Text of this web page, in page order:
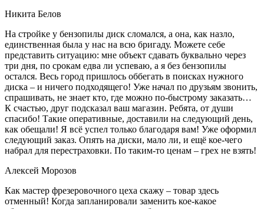
Никита Белов
На стройке у бензопилы диск сломался, а она, как назло,
единственная была у нас на всю бригаду. Можете себе
представить ситуацию: мне объект сдавать буквально через
три дня, по срокам едва ли успеваю, а я без бензопилы
остался. Весь город пришлось оббегать в поисках нужного
диска – и ничего подходящего! Уже начал по друзьям звонить,
спрашивать, не знает кто, где можно по-быстрому заказать…
К счастью, друг подсказал ваш магазин. Ребята, от души
спасибо! Такие оперативные, доставили на следующий день,
как обещали! Я всё успел только благодаря вам! Уже оформил
следующий заказ. Опять на диски, мало ли, и ещё кое-чего
набрал для перестраховки. По таким-то ценам – грех не взять!
Алексей Морозов
Как мастер фрезеровочного цеха скажу – товар здесь
отменный! Когда запланировали заменить кое-какое